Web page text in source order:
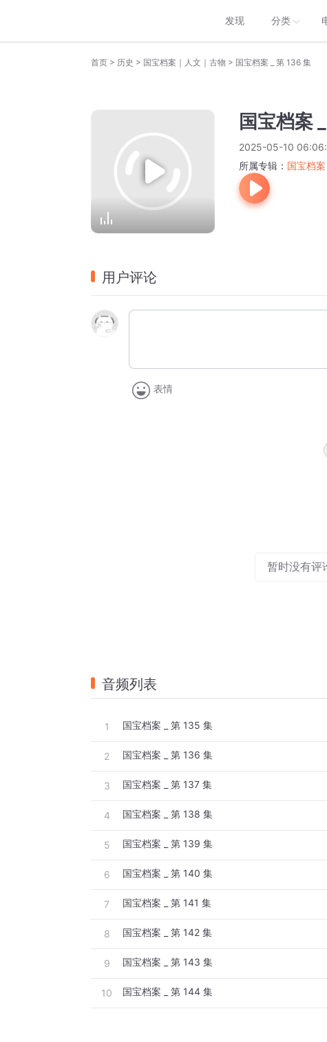
发现 分类
首页 > 历史 > 国宝档案｜人文｜古物 > 国宝档案 _ 第 136 集
国宝档案
2025-05-10
所属专辑： 国宝档
用户评论
表情
暂时没有评
音频列表
1 国宝档案 _ 第 135 集
2 国宝档案 _ 第 136 集
3 国宝档案 _ 第 137 集
4 国宝档案 _ 第 138 集
5 国宝档案 _ 第 139 集
6 国宝档案 _ 第 140 集
7 国宝档案 _ 第 141 集
8 国宝档案 _ 第 142 集
9 国宝档案 _ 第 143 集
10 国宝档案 _ 第 144 集